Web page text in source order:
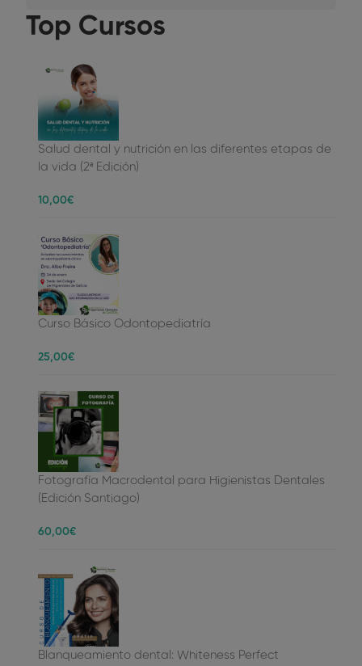
Top Cursos
Salud dental y nutrición en las diferentes etapas de
la vida (2ª Edición)
10,00€
Curso Básico Odontopediatría
25,00€
Fotografía Macrodental para Higienistas Dentales
(Edición Santiago)
60,00€
Blanqueamiento dental: Whiteness Perfect